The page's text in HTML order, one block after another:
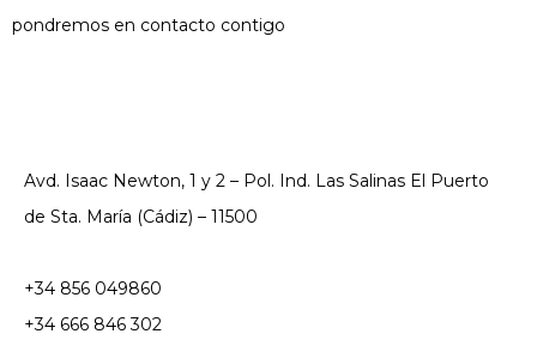
pondremos en contacto contigo
Avd. Isaac Newton, 1 y 2 – Pol. Ind. Las Salinas El Puerto
de Sta. María (Cádiz) – 11500
+34 856 049860
+34 666 846 302